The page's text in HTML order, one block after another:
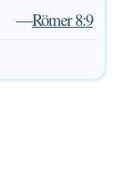
—Römer 8:9